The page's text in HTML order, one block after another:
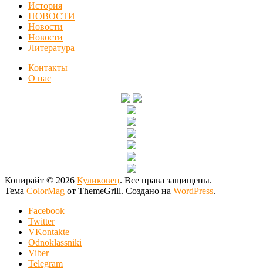
История
НОВОСТИ
Новости
Новости
Литература
Контакты
О нас
Копирайт © 2026 Куликовец. Все права защищены.
Тема ColorMag от ThemeGrill. Создано на WordPress.
Facebook
Twitter
VKontakte
Odnoklassniki
Viber
Telegram